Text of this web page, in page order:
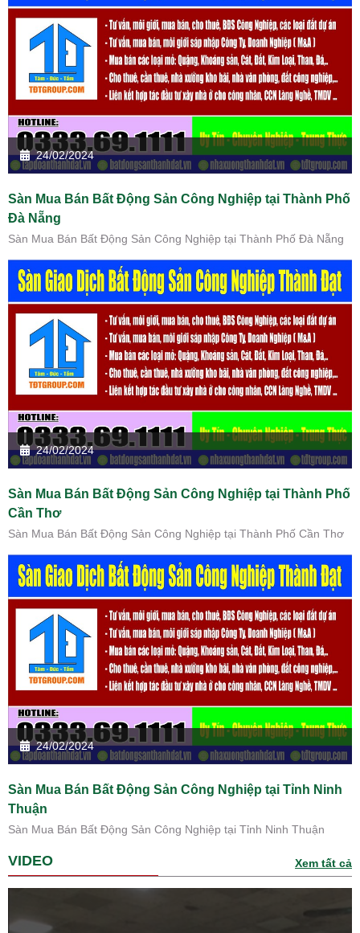
24/02/2024
Sàn Mua Bán Bất Động Sản Công Nghiệp tại Thành Phố
Đà Nẵng
Sàn Mua Bán Bất Động Sản Công Nghiệp tại Thành Phố Đà Nẵng
24/02/2024
Sàn Mua Bán Bất Động Sản Công Nghiệp tại Thành Phố
Cần Thơ
Sàn Mua Bán Bất Động Sản Công Nghiệp tại Thành Phố Cần Thơ
24/02/2024
Sàn Mua Bán Bất Động Sản Công Nghiệp tại Tỉnh Ninh
Thuận
Sàn Mua Bán Bất Động Sản Công Nghiệp tại Tỉnh Ninh Thuận
VIDEO Xem tất cả